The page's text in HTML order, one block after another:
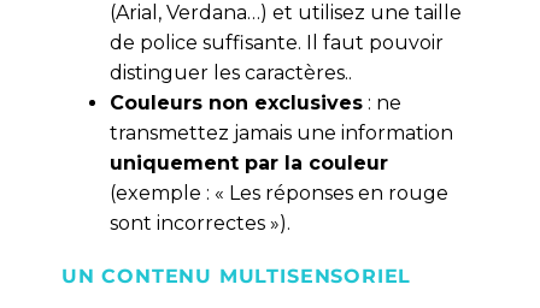
(Arial, Verdana…) et utilisez une taille
de police suffisante. Il faut pouvoir
distinguer les caractères..
Couleurs non exclusives : ne
transmettez jamais une information
uniquement par la couleur
(exemple : « Les réponses en rouge
sont incorrectes »).
UN CONTENU MULTISENSORIEL